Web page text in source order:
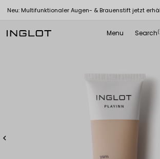
Neu: Multifunktionaler Augen- & Brauenstift jetzt
Menu Search
